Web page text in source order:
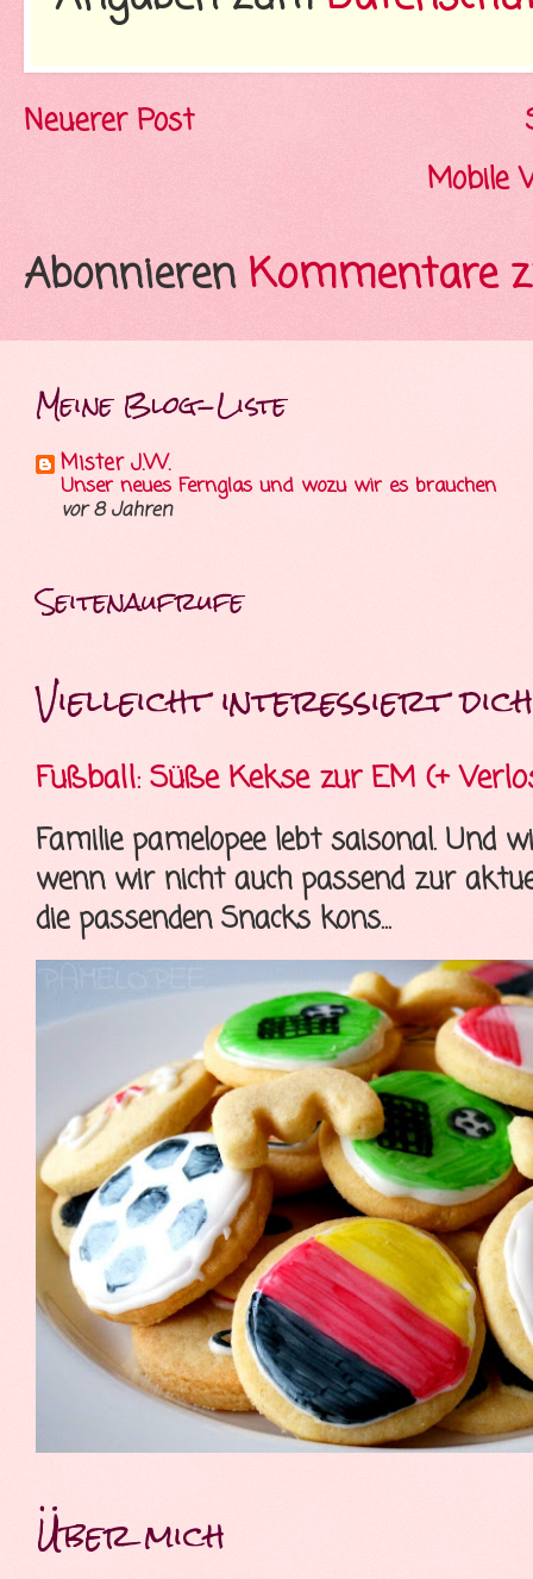
Neuerer Post
Mobile
Abonnieren Kommentare
Meine Blog-Liste
Mister J.W.
Unser neues Fernglas und wozu wir es brauchen
vor 8 Jahren
Seitenaufrufe
Vielleicht interessiert dich
Fußball: Süße Kekse zur EM (+
Familie pamelopee lebt saisonal. Und
wenn wir nicht auch passend zur
die passenden Snacks kons...
Über mich